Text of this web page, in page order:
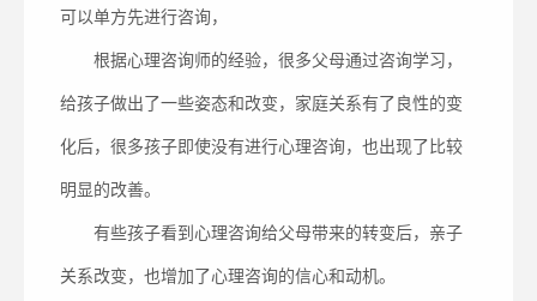
可以单方先进行咨询，
根据心理咨询师的经验，很多父母通过咨询学习，
给孩子做出了一些姿态和改变，家庭关系有了良性的变
化后，很多孩子即使没有进行心理咨询，也出现了比较
明显的改善。
有些孩子看到心理咨询给父母带来的转变后，亲子
关系改变，也增加了心理咨询的信心和动机。